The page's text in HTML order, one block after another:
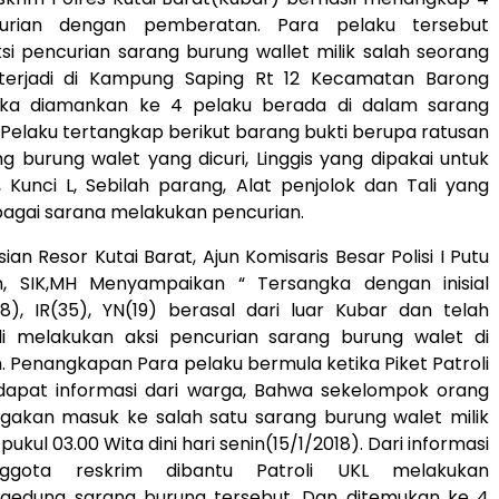
dengan pemberatan. Para pelaku tersebut
pencurian sarang burung wallet milik salah seorang
di Kampung Saping Rt 12 Kecamatan Barong
diamankan ke 4 pelaku berada di dalam sarang
tertangkap berikut barang bukti berupa ratusan
burung walet yang dicuri, Linggis yang dipakai untuk
Kunci L, Sebilah parang, Alat penjolok dan Tali yang
sarana melakukan pencurian.
Resor Kutai Barat, Ajun Komisaris Besar Polisi I Putu
SIK,MH Menyampaikan “ Tersangka dengan inisial
IR(35), YN(19) berasal dari luar Kubar dan telah
melakukan aksi pencurian sarang burung walet di
Penangkapan Para pelaku bermula ketika Piket Patroli
informasi dari warga, Bahwa sekelompok orang
masuk ke salah satu sarang burung walet milik
03.00 Wita dini hari senin(15/1/2018). Dari informasi
reskrim dibantu Patroli UKL melakukan